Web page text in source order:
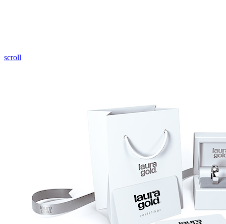
Zásnubné prstne z kolekcie Twist Elegance.
scroll